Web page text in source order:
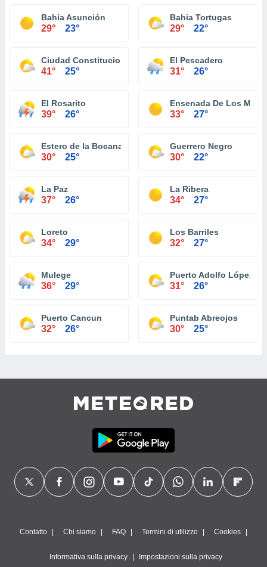
Bahía Asunción
29° 23°
Bahia Tortugas
29° 22°
Ciudad Constitucion
41° 25°
El Pescadero
31° 26°
El Rosarito
39° 26°
Ensenada De Los
33° 27°
Estero de la Bocana
30° 25°
Guerrero Negro
30° 22°
La Paz
37° 26°
La Ribera
34° 27°
Loreto
34° 29°
Los Barriles
32° 27°
Mulege
36° 29°
Puerto Adolfo López
31° 26°
Puerto Cancun
32° 26°
Puntab Abreojos
30° 25°
Contatto Chi siamo FAQ Termini di utilizzo Cookies
Informativa sulla privacy Impostazioni sulla privacy